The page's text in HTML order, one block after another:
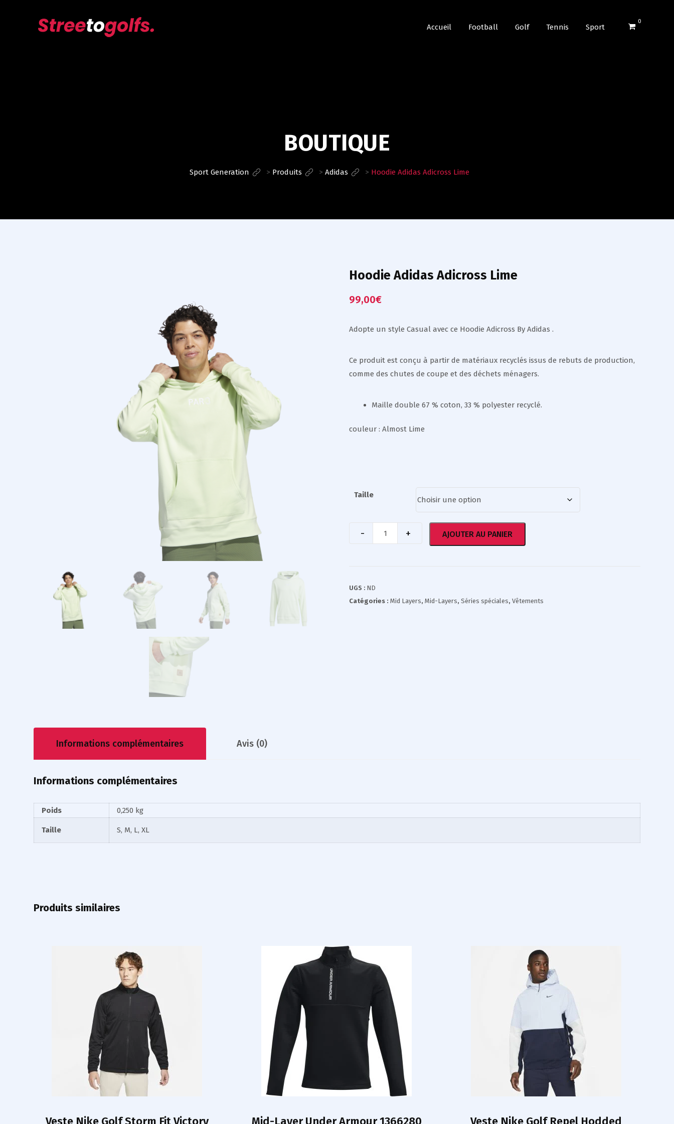
0
Accueil Football Golf Tennis Sport
BOUTIQUE
Sport Generation > Produits > Adidas > Hoodie Adidas Adicross Lime
Hoodie Adidas Adicross Lime
99,00€
Adopte un style Casual avec ce Hoodie Adicross By Adidas .
Ce produit est conçu à partir de matériaux recyclés issus de rebuts de production,
comme des chutes de coupe et des déchets ménagers.
Maille double 67 % coton, 33 % polyester recyclé.
couleur : Almost Lime
Taille
AJOUTER AU PANIER
UGS : ND
Catégories :Mid Layers,Mid-Layers,Séries spéciales,Vêtements
Informations complémentaires Avis (0)
Informations complémentaires
Poids 0,250 kg
Taille S, M, L, XL
Produits similaires